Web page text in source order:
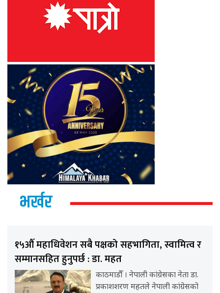
भर्खर
१५औँ महाधिवेशन सबै पक्षको सहभागिता, स्वामित्व र
सम्मानसहित हुनुपर्छ : डा. महत
काठमाडौँ । नेपाली कांग्रेसका नेता डा.
प्रकाशशरण महतले नेपाली कांग्रेसको